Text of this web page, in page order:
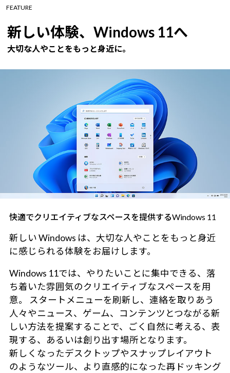
FEATURE
新しい体験、Windows 11へ
大切な人やことをもっと身近に。
快適でクリエイティブなスペースを提供するWindows 11
新しい Windows は、大切な人やことをもっと身近
に感じられる体験をお届けします。
Windows 11では、やりたいことに集中できる、落
ち着いた雰囲気のクリエイティブなスペースを用
意。 スタートメニューを刷新し、連絡を取りあう
人々やニュース、ゲーム、コンテンツとつながる新
しい方法を提案することで、ごく自然に考える、表
現する、あるいは創り出す場所となります。
新しくなったデスクトップやスナップレイアウト
のようなツール、より直感的になった再ドッキング